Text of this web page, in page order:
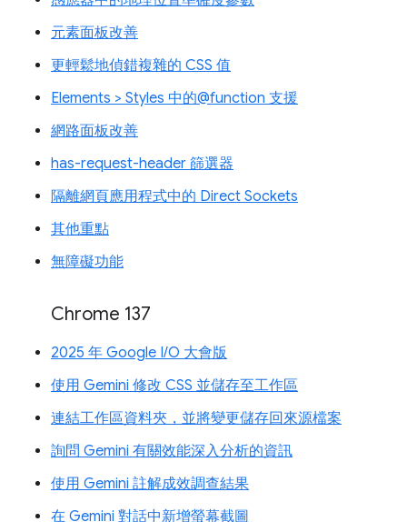
元素面板改善
更輕鬆地偵錯複雜的 CSS 值
Elements > Styles 中的@function 支援
網路面板改善
has-request-header 篩選器
隔離網頁應用程式中的 Direct Sockets
其他重點
無障礙功能
Chrome 137
2025 年 Google I/O 大會版
使用 Gemini 修改 CSS 並儲存至工作區
連結工作區資料夾，並將變更儲存回來源檔案
詢問 Gemini 有關效能深入分析的資訊
使用 Gemini 註解成效調查結果
在 Gemini 對話中新增螢幕截圖